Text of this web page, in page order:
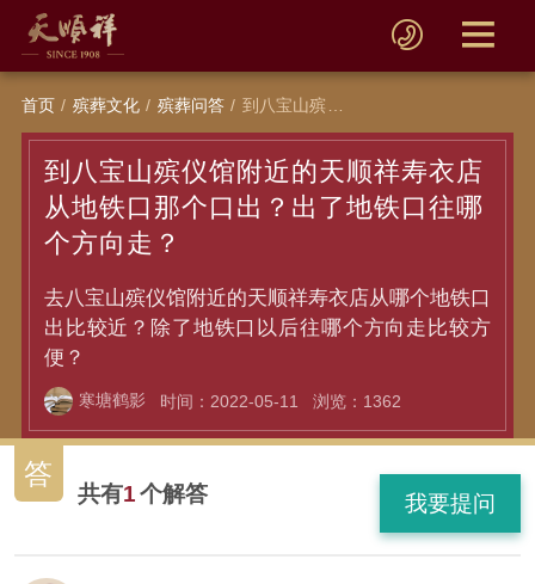
首页 殡葬文化 殡葬问答 到八宝山殡仪馆附近的天顺祥寿衣店从地铁口那个口出？出了地铁口往哪个方向走？
到八宝山殡仪馆附近的天顺祥寿衣店
从地铁口那个口出？出了地铁口往哪
个方向走？
去八宝山殡仪馆附近的天顺祥寿衣店从哪个地铁口
出比较近？除了地铁口以后往哪个方向走比较方
便？
寒塘鹤影 时间：2022-05-11 浏览：1362
答
共有1个解答 我要提问